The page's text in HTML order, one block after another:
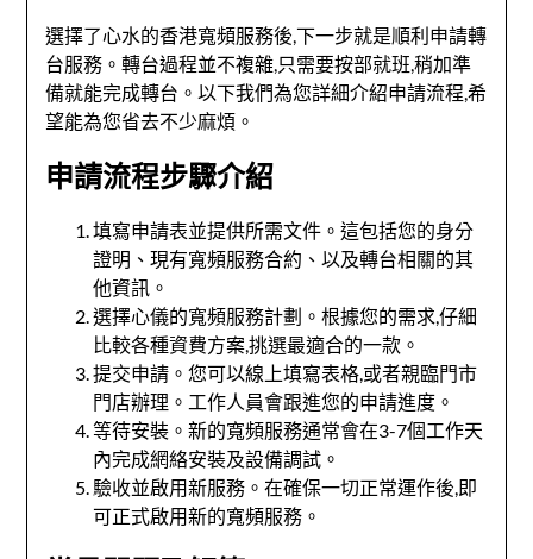
選擇了心水的香港寬頻服務後,下一步就是順利申請轉
台服務。轉台過程並不複雜,只需要按部就班,稍加準
備就能完成轉台。以下我們為您詳細介紹申請流程,希
望能為您省去不少麻煩。
申請流程步驟介紹
填寫申請表並提供所需文件。這包括您的身分
證明、現有寬頻服務合約、以及轉台相關的其
他資訊。
選擇心儀的寬頻服務計劃。根據您的需求,仔細
比較各種資費方案,挑選最適合的一款。
提交申請。您可以線上填寫表格,或者親臨門市
門店辦理。工作人員會跟進您的申請進度。
等待安裝。新的寬頻服務通常會在3-7個工作天
內完成網絡安裝及設備調試。
驗收並啟用新服務。在確保一切正常運作後,即
可正式啟用新的寬頻服務。